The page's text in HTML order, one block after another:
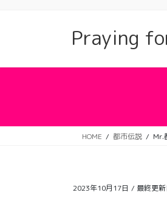
ツ
シ
移
Praying
HOME 都市伝説 Mr.
2023年10月17日 / 最終更新